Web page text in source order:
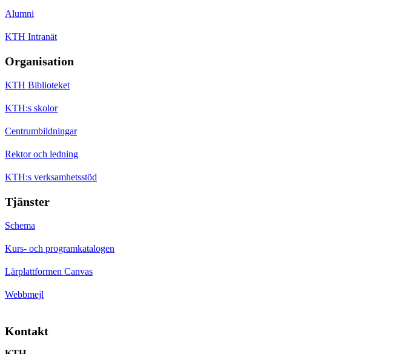
Alumni
KTH Intranät
Organisation
KTH Biblioteket
KTH:s skolor
Centrumbildningar
Rektor och ledning
KTH:s verksamhetsstöd
Tjänster
Schema
Kurs- och programkatalogen
Lärplattformen Canvas
Webbmejl
Kontakt